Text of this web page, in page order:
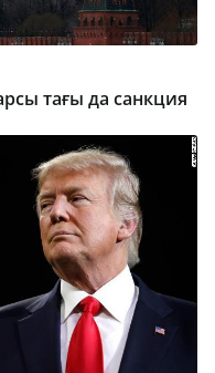
тағы да санкция